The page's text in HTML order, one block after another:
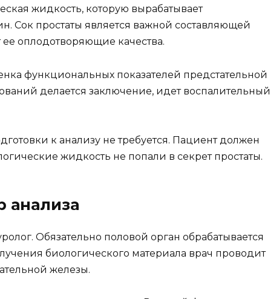
жидкость, которую вырабатывает
Сок простаты является важной составляющей
оплодотворяющие качества.
функциональных показателей предстательной
делается заключение, идет воспалительный
к анализу не требуется. Пациент должен
жидкость не попали в секрет простаты.
анализа
Обязательно половой орган обрабатывается
биологического материала врач проводит
железы.